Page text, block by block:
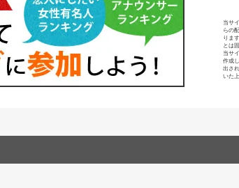
当サ
らの
りま
とは
当サ
作成
出さ
いた